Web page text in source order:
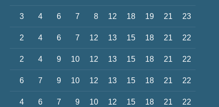
3 4 6 7 8 12 18 19 21 23
2 4 6 7 12 13 15 18 21 22
2 4 9 10 12 13 15 18 21 22
6 7 9 10 12 13 15 18 21 22
4 6 7 9 10 12 15 18 21 22